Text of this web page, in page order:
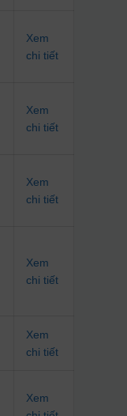
Xem
chi tiết
Xem
chi tiết
Xem
chi tiết
Xem
chi tiết
Xem
chi tiết
Xem